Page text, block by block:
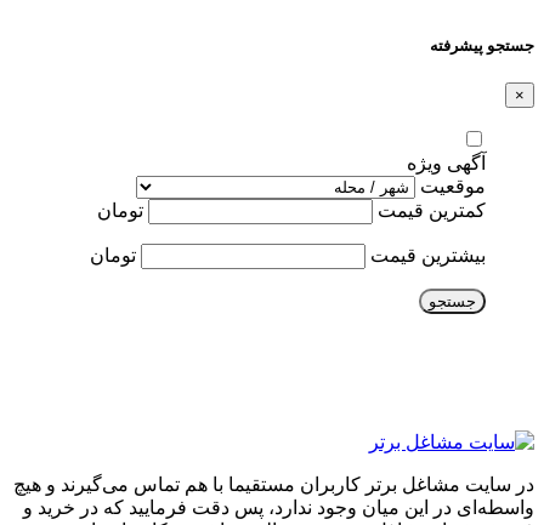
جستجو پیشرفته
×
آگهی ویژه
موقعیت
کمترین قیمت
تومان
بیشترین قیمت تومان
جستجو
در سایت مشاغل برتر کاربران مستقیما با هم تماس می‌گیرند و هیچ
واسطه‌ای در این میان وجود ندارد، پس دقت فرمایید که در خرید و